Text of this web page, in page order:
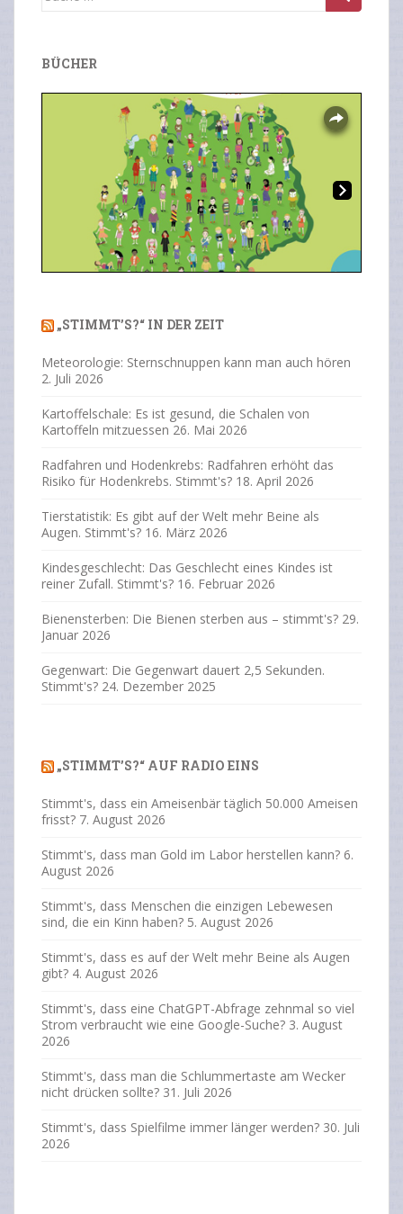
BÜCHER
Overlays
„STIMMT’S?“ IN DER ZEIT
Meteorologie: Sternschnuppen kann man auch hören
2. Juli 2026
Kartoffelschale: Es ist gesund, die Schalen von
Kartoffeln mitzuessen 26. Mai 2026
Radfahren und Hodenkrebs: Radfahren erhöht das
Risiko für Hodenkrebs. Stimmt's? 18. April 2026
Tierstatistik: Es gibt auf der Welt mehr Beine als
Augen. Stimmt's? 16. März 2026
Kindesgeschlecht: Das Geschlecht eines Kindes ist
reiner Zufall. Stimmt's? 16. Februar 2026
Bienensterben: Die Bienen sterben aus – stimmt's? 29.
Januar 2026
Gegenwart: Die Gegenwart dauert 2,5 Sekunden.
Stimmt's? 24. Dezember 2025
„STIMMT’S?“ AUF RADIO EINS
Stimmt's, dass ein Ameisenbär täglich 50.000 Ameisen
frisst? 7. August 2026
Stimmt's, dass man Gold im Labor herstellen kann? 6.
August 2026
Stimmt's, dass Menschen die einzigen Lebewesen
sind, die ein Kinn haben? 5. August 2026
Stimmt's, dass es auf der Welt mehr Beine als Augen
gibt? 4. August 2026
Stimmt's, dass eine ChatGPT-Abfrage zehnmal so viel
Strom verbraucht wie eine Google-Suche? 3. August
2026
Stimmt's, dass man die Schlummertaste am Wecker
nicht drücken sollte? 31. Juli 2026
Stimmt's, dass Spielfilme immer länger werden? 30. Juli
2026